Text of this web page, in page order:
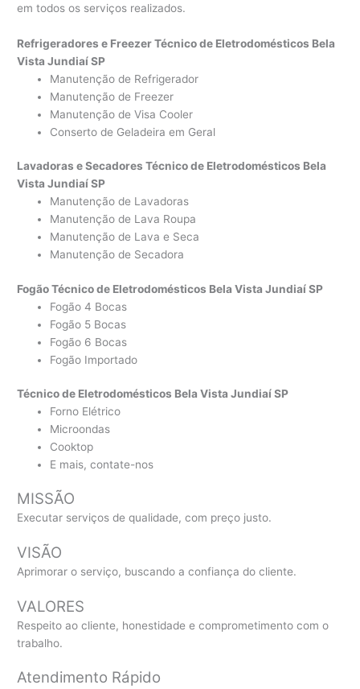
em todos os serviços realizados.
Refrigeradores e Freezer Técnico de Eletrodomésticos Bela
Vista Jundiaí SP
Manutenção de Refrigerador
Manutenção de Freezer
Manutenção de Visa Cooler
Conserto de Geladeira em Geral
Lavadoras e Secadores Técnico de Eletrodomésticos Bela
Vista Jundiaí SP
Manutenção de Lavadoras
Manutenção de Lava Roupa
Manutenção de Lava e Seca
Manutenção de Secadora
Fogão Técnico de Eletrodomésticos Bela Vista Jundiaí SP
Fogão 4 Bocas
Fogão 5 Bocas
Fogão 6 Bocas
Fogão Importado
Técnico de Eletrodomésticos Bela Vista Jundiaí SP
Forno Elétrico
Microondas
Cooktop
E mais, contate-nos
MISSÃO
Executar serviços de qualidade, com preço justo.
VISÃO
Aprimorar o serviço, buscando a confiança do cliente.
VALORES
Respeito ao cliente, honestidade e comprometimento com o
trabalho.
Atendimento Rápido